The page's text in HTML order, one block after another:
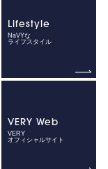
Lifestyle
NaVYな
ライフスタイル
VERY Web
VERY
オフィシャルサイト